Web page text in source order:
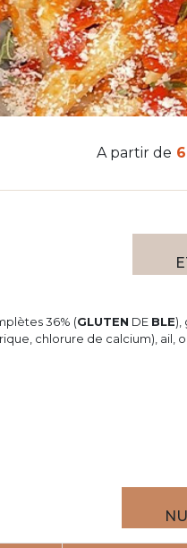
A partir de
36% (GLUTEN DE BLE),
chlorure de calcium), ail,